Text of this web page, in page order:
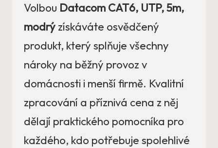
Volbou Datacom CAT6, UTP, 5m,
modrý získáváte osvědčený
produkt, který splňuje všechny
nároky na běžný provoz v
domácnosti i menší firmě. Kvalitní
zpracování a příznivá cena z něj
dělají praktického pomocníka pro
každého, kdo potřebuje spolehlivé